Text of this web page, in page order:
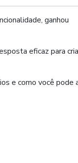
ganhou
eficaz para
e como você pode